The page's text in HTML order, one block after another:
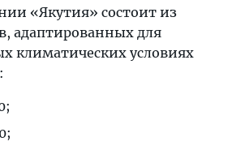
«Якутия» состоит из
адаптированных для
климатических условиях